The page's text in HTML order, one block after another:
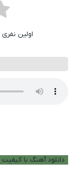
اولین
دانلود آهنگ با کیفیت